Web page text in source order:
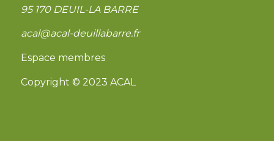
95 170 DEUIL-LA BARRE
acal@acal-deuillabarre.fr
Espace membres
Copyright © 2023 ACAL